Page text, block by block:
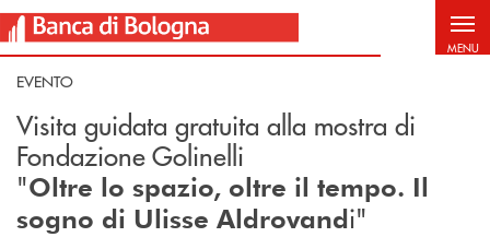
Salta al contenuto principale
MENU
EVENTO
Visita guidata gratuita alla mostra di
Fondazione Golinelli
"Oltre lo spazio, oltre il tempo. Il
sogno di Ulisse Aldrovandi"